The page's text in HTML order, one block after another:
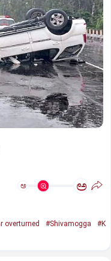
ಅ ಅ
overturned #Shivamogga
#K